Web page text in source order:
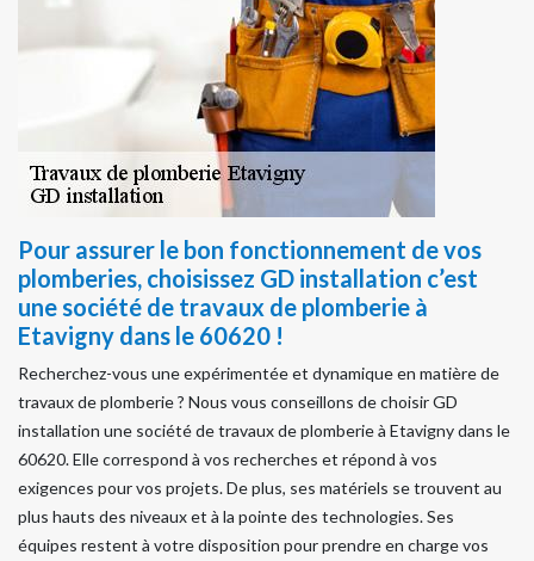
Pour assurer le bon fonctionnement de vos
plomberies, choisissez GD installation c’est
une société de travaux de plomberie à
Etavigny dans le 60620 !
Recherchez-vous une expérimentée et dynamique en matière de
travaux de plomberie ? Nous vous conseillons de choisir GD
installation une société de travaux de plomberie à Etavigny dans le
60620. Elle correspond à vos recherches et répond à vos
exigences pour vos projets. De plus, ses matériels se trouvent au
plus hauts des niveaux et à la pointe des technologies. Ses
équipes restent à votre disposition pour prendre en charge vos